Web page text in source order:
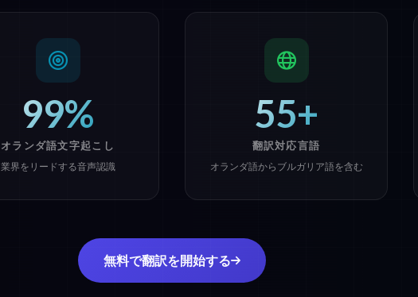
99%
オランダ語文字起こし
業界をリードする音声認識
55+
翻訳対応言語
オランダ語からブルガリア語を含む
無料で翻訳を開始する